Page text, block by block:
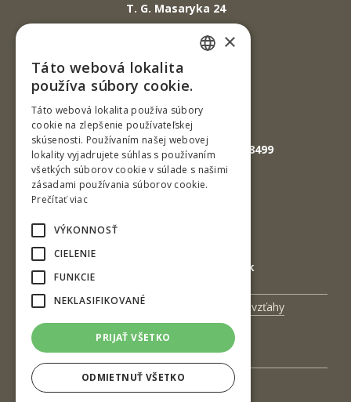
T. G. Masaryka 24
960 01 Zvolen
Slovenská republika
Tel.: +421-45-520 61 11
Fax: +421-45-533 00 27
E-mail: info@tuzvo.sk
GPS súradnice: 48.572024,19.118499
E-mail: podatelna@tuzvo.sk
Univerzitný magazín
Medzinárodné vzťahy
Veda a výskum
Zamestnanci
Kontakt
×
Táto webová lokalita
používa súbory cookie.
Táto webová lokalita používa súbory
cookie na zlepšenie používateľskej
skúsenosti. Používaním našej webovej
lokality vyjadrujete súhlas s používaním
všetkých súborov cookie v súlade s našimi
zásadami používania súborov cookie.
Prečítať viac
VÝKONNOSŤ
CIELENIE
FUNKCIE
NEKLASIFIKOVANÉ
PRIJAŤ VŠETKO
ODMIETNUŤ VŠETKO